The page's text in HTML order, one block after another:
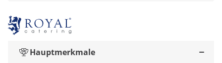
Hauptmerkmale